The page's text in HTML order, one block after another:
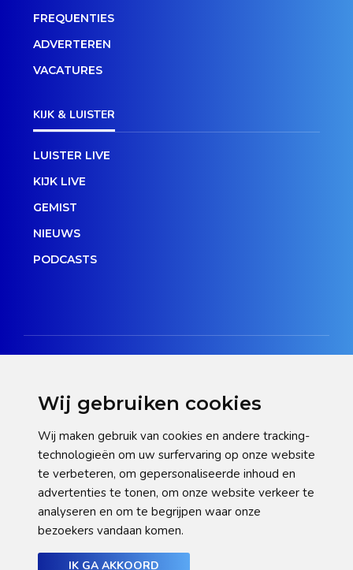
Wij gebruiken cookies
Wij maken gebruik van cookies en andere tracking-
technologieën om uw surfervaring op onze website
te verbeteren, om gepersonaliseerde inhoud en
advertenties te tonen, om onze website verkeer te
analyseren en om te begrijpen waar onze
bezoekers vandaan komen.
IK GA AKKOORD
FREQUENTIES
ADVERTEREN
VACATURES
KIJK & LUISTER
LUISTER LIVE
KIJK LIVE
GEMIST
NIEUWS
PODCASTS
Privacy verklaring
Cookie statement
Pas hier uw cookie-instellingen aan